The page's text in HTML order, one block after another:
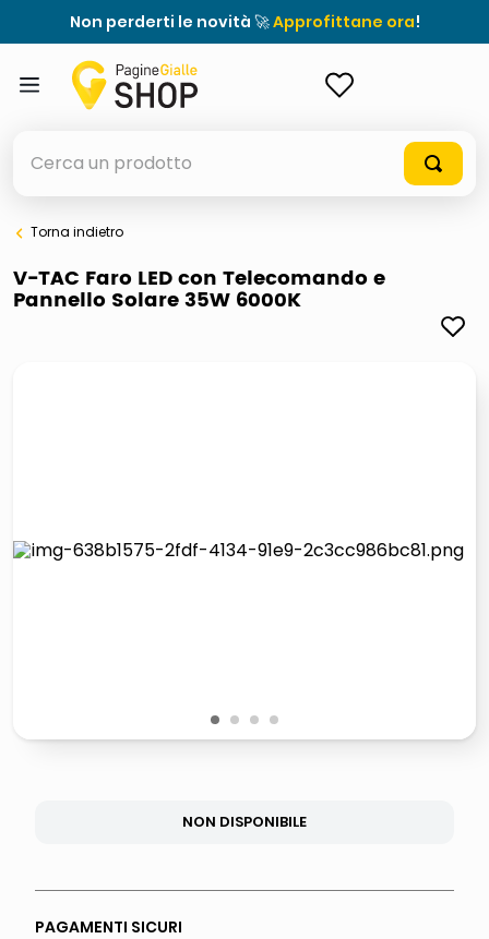
Non perderti le novità 🚀Approfittane ora!
elenchi telefonici
meme
Torna indietro
V-TAC Faro LED con Telecomando e
Pannello Solare 35W 6000K
1 2 3 4
NON DISPONIBILE
PAGAMENTI SICURI